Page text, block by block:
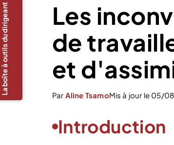
Les
de
et
Par Aline TsamoMis à jour le 05/
Introduction
La boîte à outils du dirigeant